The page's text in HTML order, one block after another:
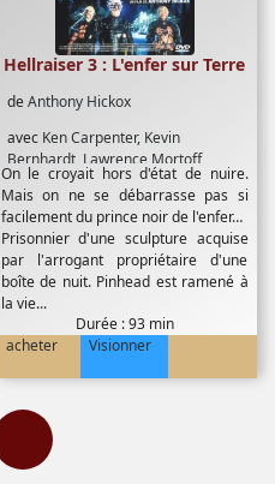
deAnthony Hickox
avec Ken Carpenter, Kevin
Bernhardt, Lawrence Mortoff,
Sharon Hill,Terry Farrell
Hellraiser 3 : L'enfer sur Terre
On le croyait hors d'état de nuire.
Mais on ne se débarrasse pas si
facilement du prince noir de l'enfer…
Prisonnier d'une sculpture acquise
par l'arrogant propriétaire d'une
boîte de nuit. Pinhead est ramené à
la vie...
Durée : 93 min
acheter
Visionner